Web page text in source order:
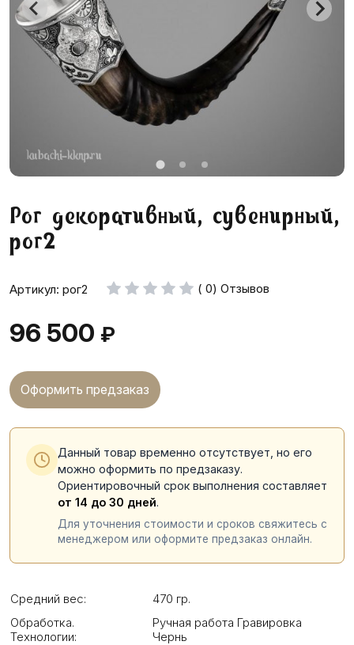
Рог декоративный, сувенирный,
рог2
Артикул: рог2 ( 0) Отзывов
96 500 ₽
Оформить предзаказ
Данный товар временно отсутствует, но его
можно оформить по предзаказу.
Ориентировочный срок выполнения составляет
от 14 до 30 дней.
Для уточнения стоимости и сроков свяжитесь с
менеджером или оформите предзаказ онлайн.
Средний вес:
470 гр.
Обработка.
Технологии:
Ручная работа Гравировка
Чернь